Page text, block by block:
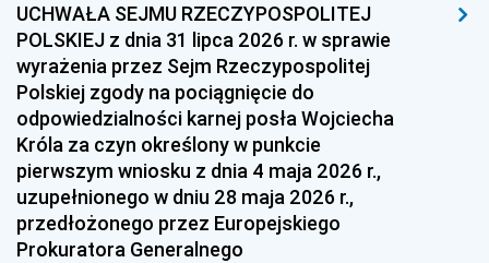
UCHWAŁA SEJMU RZECZYPOSPOLITEJ
POLSKIEJ z dnia 31 lipca 2026 r. w sprawie
wyrażenia przez Sejm Rzeczypospolitej
Polskiej zgody na pociągnięcie do
odpowiedzialności karnej posła Wojciecha
Króla za czyn określony w punkcie
pierwszym wniosku z dnia 4 maja 2026 r.,
uzupełnionego w dniu 28 maja 2026 r.,
przedłożonego przez Europejskiego
Prokuratora Generalnego